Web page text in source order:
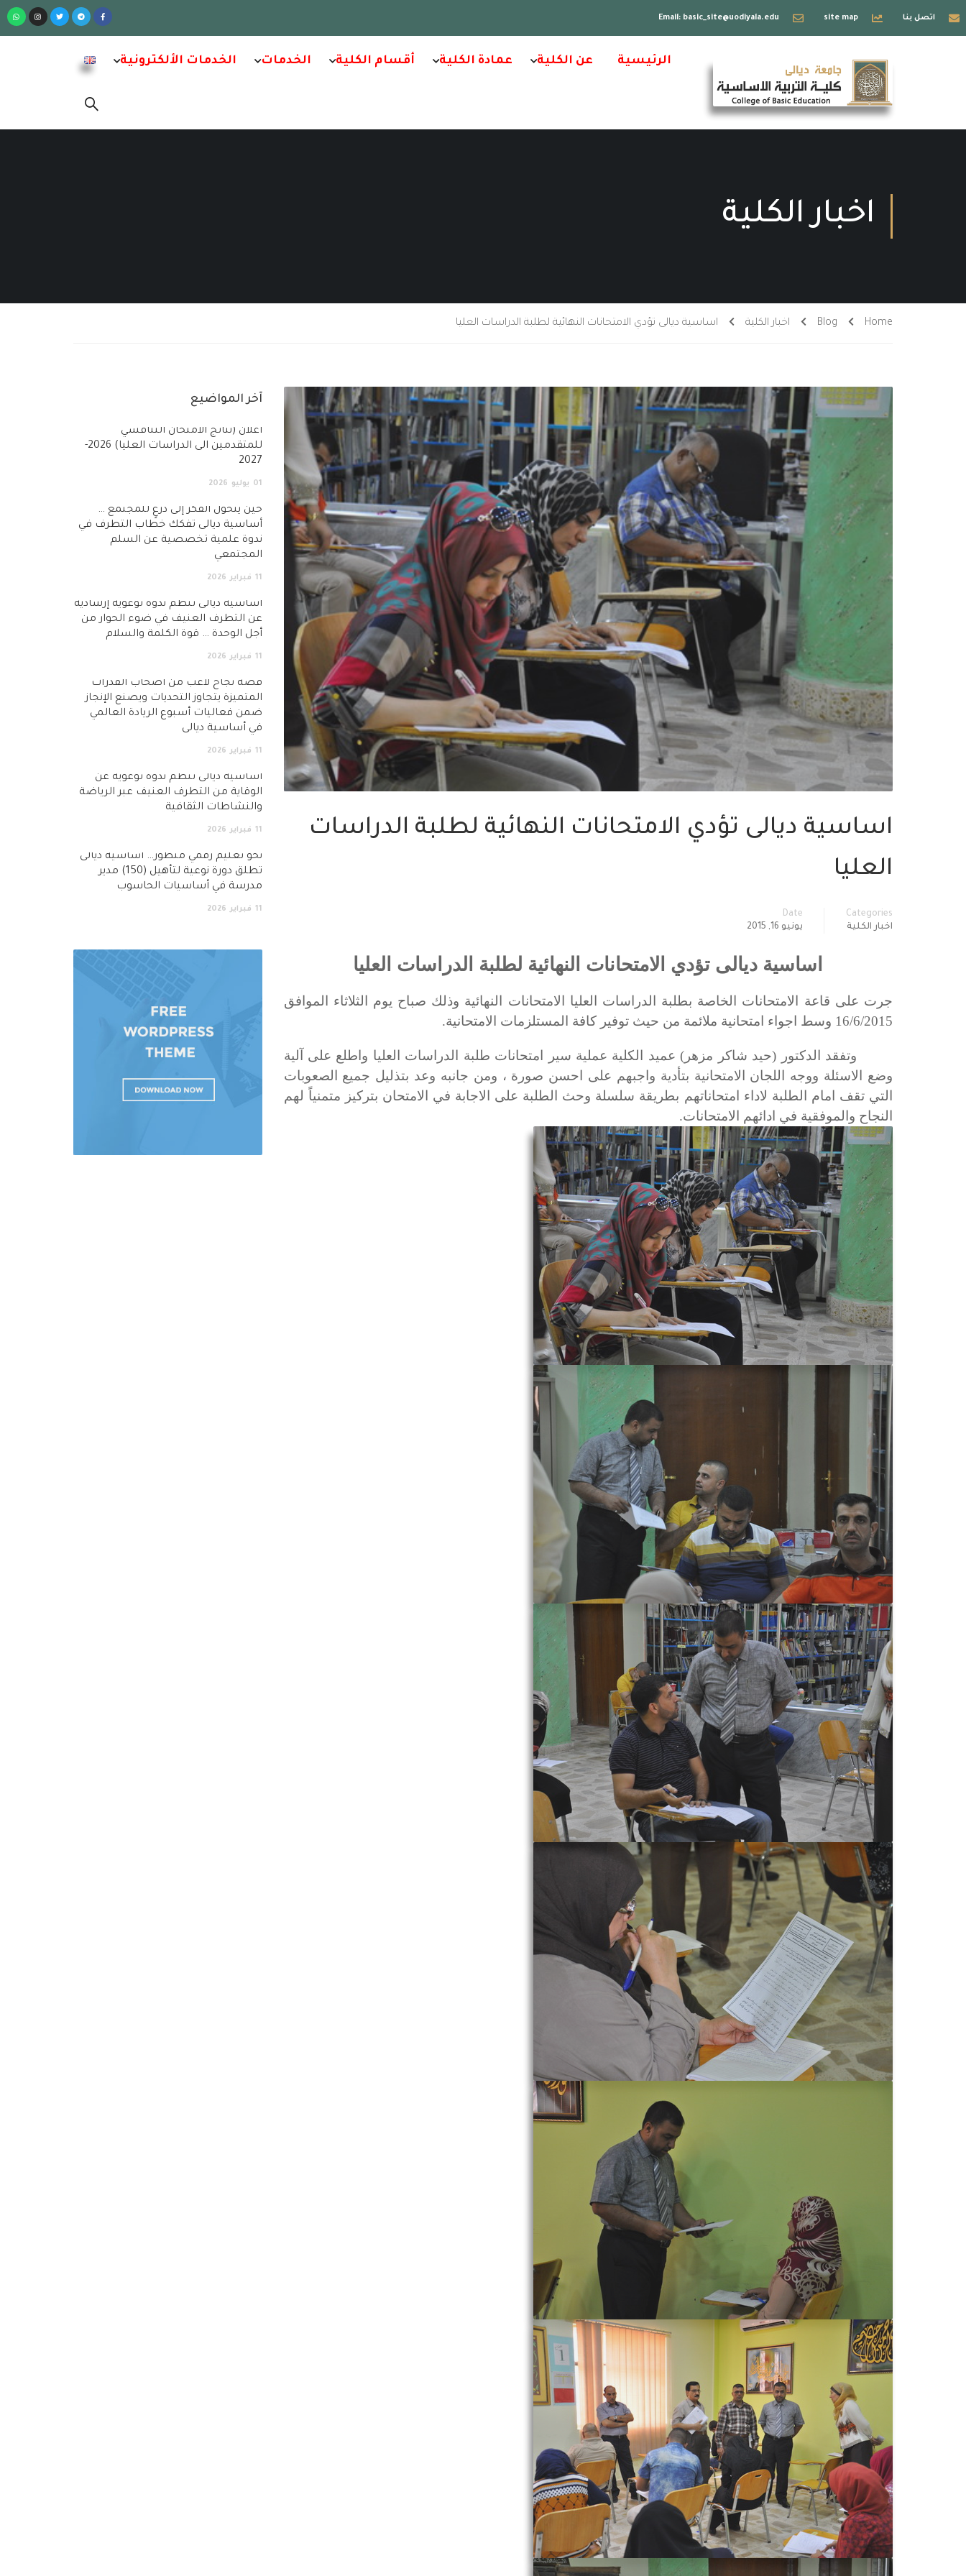
اتصل بنا site map
Email: basic_site@uodiyala.edu
الرئيسية عن الكلية عمادة الكلية أقسام الكلية الخدمات الخدمات الألكترونية
اخبار الكلية
Home
Blog اخبار الكلية اساسية ديالى تؤدي الامتحانات النهائية لطلبة الدراسات العليا
اساسية ديالى تؤدي الامتحانات النهائية لطلبة الدراسات
العليا
Categories
اخبار الكلية
Date
يونيو 16, 2015
اساسية ديالى تؤدي الامتحانات النهائية لطلبة الدراسات العليا
جرت على قاعة الامتحانات الخاصة بطلبة الدراسات العليا الامتحانات النهائية وذلك صباح يوم الثلاثاء الموافق
16/6/2015 وسط اجواء امتحانية ملائمة من حيث توفير كافة المستلزمات الامتحانية.
وتفقد الدكتور (حيد شاكر مزهر) عميد الكلية عملية سير امتحانات طلبة الدراسات العليا واطلع على آلية
وضع الاسئلة ووجه اللجان الامتحانية بتأدية واجبهم على احسن صورة ، ومن جانبه وعد بتذليل جميع الصعوبات
التي تقف امام الطلبة لاداء امتحاناتهم بطريقة سلسلة وحث الطلبة على الاجابة في الامتحان بتركيز متمنياً لهم
النجاح والموفقية في ادائهم الامتحانات.
آخر المواضيع
أعلان (نتائج الامتحان التنافسي
للمتقدمين الى الدراسات العليا) 2026-
2027
01 يوليو 2026
حين يتحول الفكر إلى درعٍ للمجتمع …
أساسية ديالى تفكك خطاب التطرف في
ندوة علمية تخصصية عن السلم
المجتمعي
11 فبراير 2026
أساسية ديالى تنظم ندوة توعوية إرشادية
عن التطرف العنيف في ضوء الحوار من
أجل الوحدة … قوة الكلمة والسلام
11 فبراير 2026
قصة نجاح لاعب من أصحاب القدرات
المتميزة يتجاوز التحديات ويصنع الإنجاز
ضمن فعاليات أسبوع الريادة العالمي
في أساسية ديالى
11 فبراير 2026
أساسية ديالى تنظم ندوة توعوية عن
الوقاية من التطرف العنيف عبر الرياضة
والنشاطات الثقافية
11 فبراير 2026
نحو تعليم رقمي متطور… اساسية ديالى
تطلق دورة نوعية لتأهيل (150) مدير
مدرسة في أساسيات الحاسوب
11 فبراير 2026